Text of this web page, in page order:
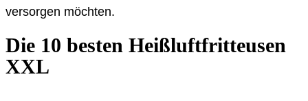
versorgen möchten.
Die 10 besten Heißluftfritteusen
XXL